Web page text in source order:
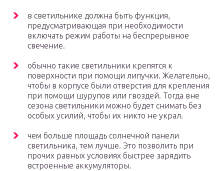
в светильнике должна быть функция,
предусматривающая при необходимости
включать режим работы на беспрерывное
свечение.
обычно такие светильники крепятся к
поверхности при помощи липучки. Желательно,
чтобы в корпусе были отверстия для крепления
при помощи шурупов или гвоздей. Тогда вне
сезона светильники можно будет снимать без
особых усилий, чтобы их никто не украл.
чем больше площадь солнечной панели
светильника, тем лучше. Это позволить при
прочих равных условиях быстрее зарядить
встроенные аккумуляторы.